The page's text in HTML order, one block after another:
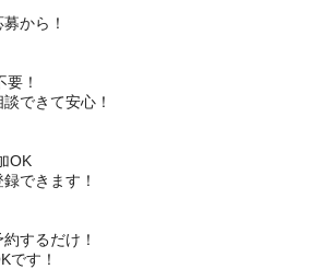
から！
要！
できて安心！
OK
できます！
するだけ！
です！